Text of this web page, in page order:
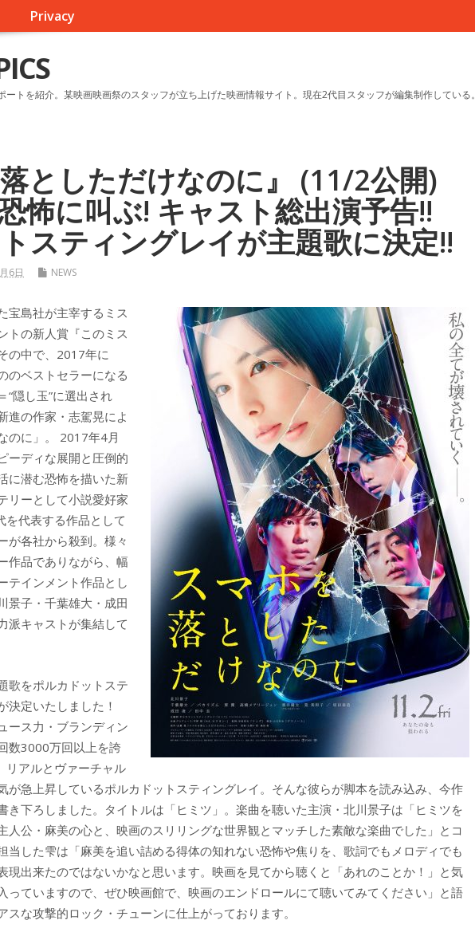
Privacy
トを紹介。某映画映画祭のスタッフが立ち上げた映画情報サイト。現在2代目スタッフが編集制作している。
落としただけなのに』 (11/2公開)
怖に叫ぶ! キャスト総出演予告!!
スティングレイが主題歌に決定!!
6日 NEWS
宝島社が主宰するミス
トの新人賞『このミス
の中で、2017年に
のベストセラーになる
“隠し玉”に選出され
進の作家・志駕晃によ
のに」。 2017年4月
ーディな展開と圧倒的
に潜む恐怖を描いた新
リーとして小説愛好家
を代表する作品として
が各社から殺到。様々
作品でありながら、幅
テインメント作品とし
景子・千葉雄大・成田
派キャストが集結して
歌をポルカドットステ
決定いたしました！
ース力・ブランディン
数3000万回以上を誇
リアルとヴァーチャル
が急上昇しているポルカドットスティングレイ。そんな彼らが脚本を読み込み、今作
き下ろしました。タイトルは「ヒミツ」。楽曲を聴いた主演・北川景子は「ヒミツを
人公・麻美の心と、映画のスリリングな世界観とマッチした素敵な楽曲でした」とコ
当した雫は「麻美を追い詰める得体の知れない恐怖や焦りを、歌詞でもメロディでも
現出来たのではないかなと思います。映画を見てから聴くと「あれのことか！」と気
っていますので、ぜひ映画館で、映画のエンドロールにて聴いてみてください」と語
スな攻撃的ロック・チューンに仕上がっております。